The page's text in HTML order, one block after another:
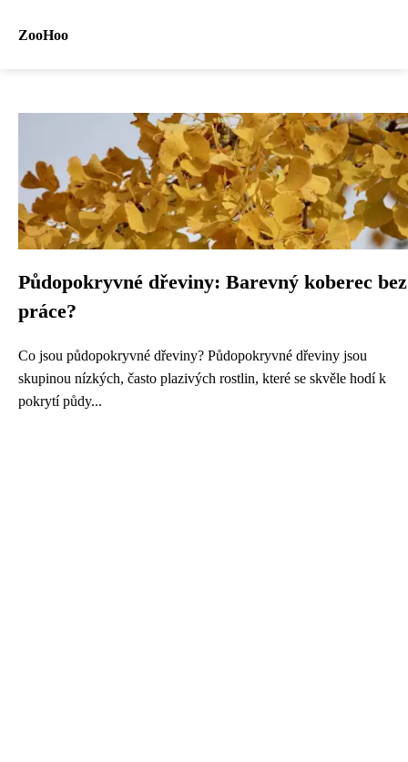
ZooHoo
Půdopokryvné dřeviny: Barevný koberec bez
práce?
Co jsou půdopokryvné dřeviny? Půdopokryvné dřeviny jsou
skupinou nízkých, často plazivých rostlin, které se skvěle hodí k
pokrytí půdy...